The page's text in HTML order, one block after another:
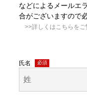
などによるメールエ
合がございますので
>>詳しくはこちらをご
氏名
(必